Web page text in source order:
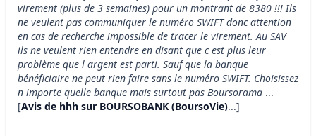
virement (plus de 3 semaines) pour un montrant de 8380 !!! Ils
ne veulent pas communiquer le numéro SWIFT donc attention
en cas de recherche impossible de tracer le virement. Au SAV
ils ne veulent rien entendre en disant que c est plus leur
problème que l argent est parti. Sauf que la banque
bénéficiaire ne peut rien faire sans le numéro SWIFT. Choisissez
n importe quelle banque mais surtout pas Boursorama ...
[Avis de hhh sur BOURSOBANK (BoursoVie)...]